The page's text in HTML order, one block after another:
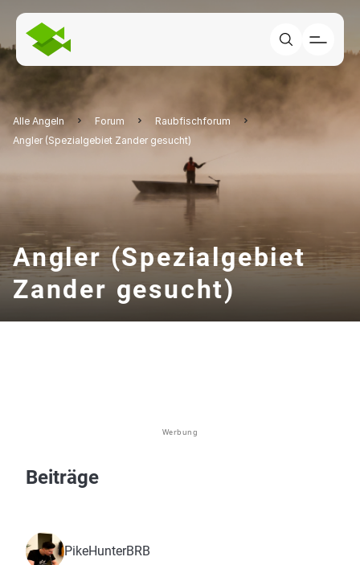
Alle Angeln Forum
Raubfischforum
Angler (Spezialgebiet Zander gesucht)
Angler (Spezialgebiet
Zander gesucht)
Werbung
Beiträge
PikeHunterBRB